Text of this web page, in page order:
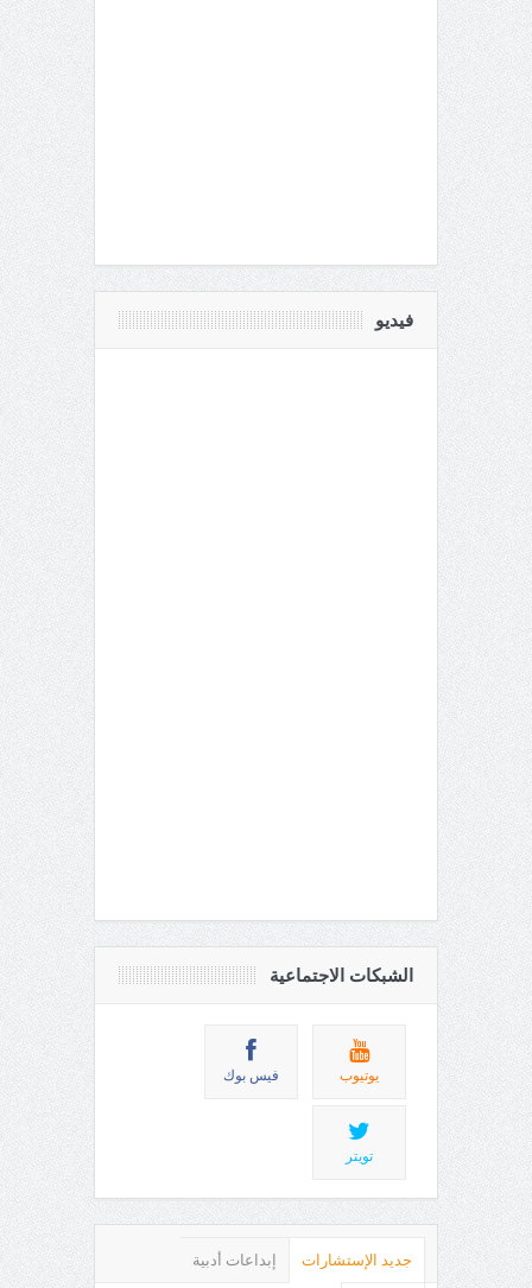
فيديو
الشبكات الاجتماعية
يوتيوب فيس بوك
تويتر
جديد الإستشارات إبداعات أدبية